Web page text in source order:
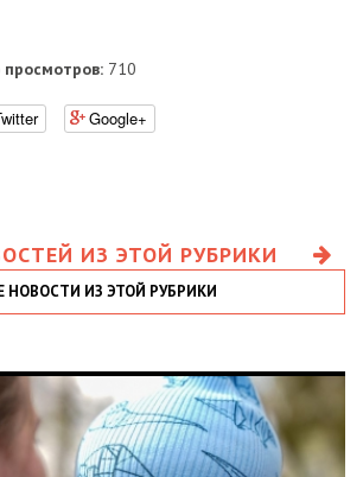
710
Google+
ИЗ ЭТОЙ РУБРИКИ
НОВОСТИ ИЗ ЭТОЙ РУБРИКИ